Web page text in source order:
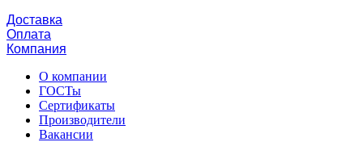
Доставка
Оплата
Компания
О компании
ГОСТы
Сертификаты
Производители
Вакансии